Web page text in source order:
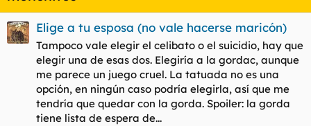
Elige a tu esposa (no vale hacerse maricón)
Tampoco vale elegir el celibato o el suicidio, hay que
elegir una de esas dos. Elegiría a la gordac, aunque
me parece un juego cruel. La tatuada no es una
opción, en ningún caso podría elegirla, así que me
tendría que quedar con la gorda. Spoiler: la gorda
tiene lista de espera de...